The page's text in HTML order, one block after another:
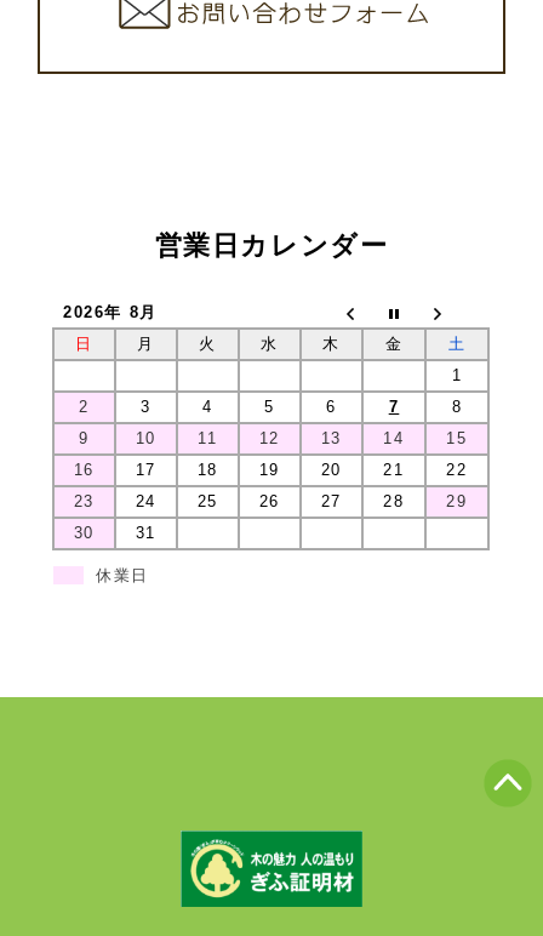
営業日カレンダー
2026年 8月
日
月 火 水 木 金
土
1
2
3 4 5 6 7
8
9
10 11 12 13 14
15
16
17 18 19 20 21
22
23
24 25 26 27 28
29
30
31
休業日